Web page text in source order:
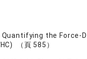
the Force-
（頁 585）